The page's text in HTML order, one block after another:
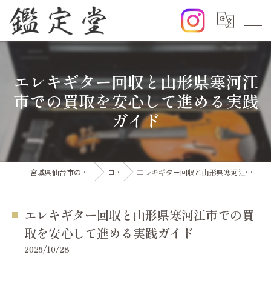
エレキギター回収と山形県寒河江
市での買取を安心して進める実践
ガイド
宮城県仙台市の出張買取なら鑑定堂 コラム エレキギター回収と山形県寒河江市での買取を安心して進める実践ガイド
エレキギター回収と山形県寒河江市での買
取を安心して進める実践ガイド
2025/10/28